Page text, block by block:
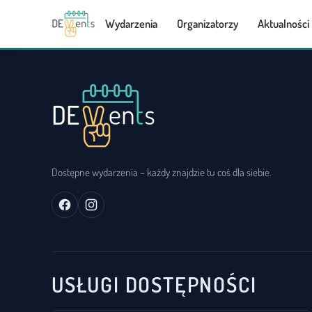
Wydarzenia Organizatorzy Aktualności
Dostępne wydarzenia – każdy znajdzie tu coś dla siebie.
USŁUGI DOSTĘPNOŚCI